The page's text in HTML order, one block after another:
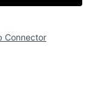
Connector